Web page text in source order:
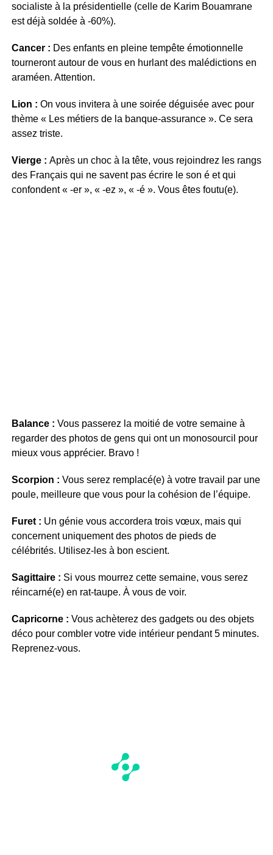
socialiste à la présidentielle (celle de Karim Bouamrane
est déjà soldée à -60%).
Cancer : Des enfants en pleine tempête émotionnelle
tourneront autour de vous en hurlant des malédictions en
araméen. Attention.
Lion : On vous invitera à une soirée déguisée avec pour
thème « Les métiers de la banque-assurance ». Ce sera
assez triste.
Vierge : Après un choc à la tête, vous rejoindrez les rangs
des Français qui ne savent pas écrire le son é et qui
confondent « -er », « -ez », « -é ». Vous êtes foutu(e).
Balance : Vous passerez la moitié de votre semaine à
regarder des photos de gens qui ont un monosourcil pour
mieux vous apprécier. Bravo !
Scorpion : Vous serez remplacé(e) à votre travail par une
poule, meilleure que vous pour la cohésion de l’équipe.
Furet : Un génie vous accordera trois vœux, mais qui
concernent uniquement des photos de pieds de
célébrités. Utilisez-les à bon escient.
Sagittaire : Si vous mourrez cette semaine, vous serez
réincarné(e) en rat-taupe. À vous de voir.
Capricorne : Vous achèterez des gadgets ou des objets
déco pour combler votre vide intérieur pendant 5 minutes.
Reprenez-vous.